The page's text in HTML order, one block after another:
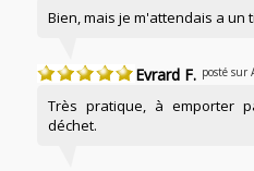
Bien, mais je m'attendais a un
Evrard F. posté sur
Très pratique, à emporter
déchet.